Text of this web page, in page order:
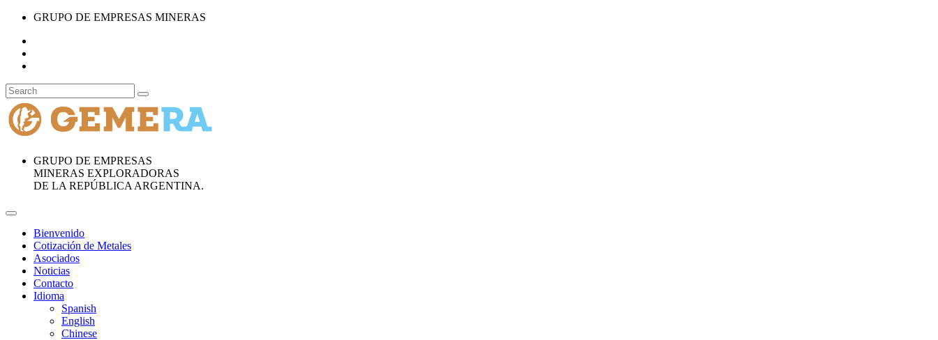
GRUPO DE EMPRESAS MINERAS
GRUPO DE EMPRESAS
MINERAS EXPLORADORAS
DE LA REPÚBLICA ARGENTINA.
Bienvenido
Cotización de Metales
Asociados
Noticias
Contacto
Idioma
Spanish
English
Chinese